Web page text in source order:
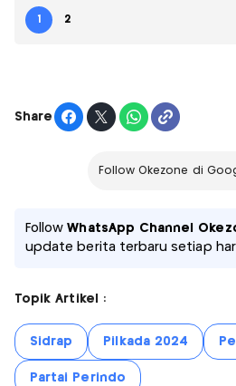
1 2
Share
Follow Okezone di
FollowWhatsApp Channel
update berita terbaru setiap
Topik Artikel :
Sidrap Pilkada 2024
Partai Perindo